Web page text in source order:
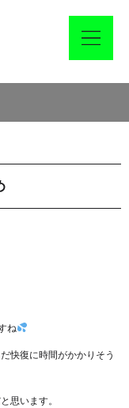
ね
快復に時間がかかりそう
思います。